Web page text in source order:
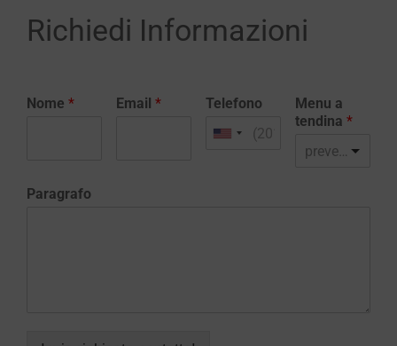
Richiedi Informazioni
Nome * Email * Telefono
Menu a
tendina *
preventivo realizzazione sito web
Paragrafo